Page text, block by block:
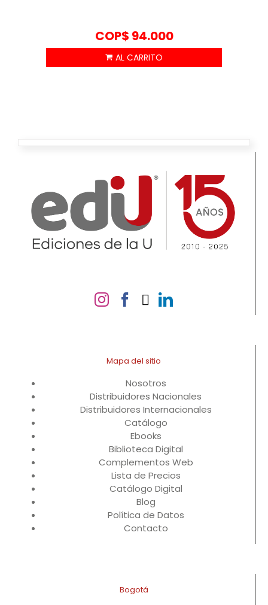
COP$ 94.000
Mapa del sitio
Nosotros
Distribuidores Nacionales
Distribuidores Internacionales
Catálogo
Ebooks
Biblioteca Digital
Complementos Web
Lista de Precios
Catálogo Digital
Blog
Política de Datos
Contacto
Bogotá